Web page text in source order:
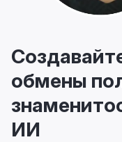
обмены
ИИ